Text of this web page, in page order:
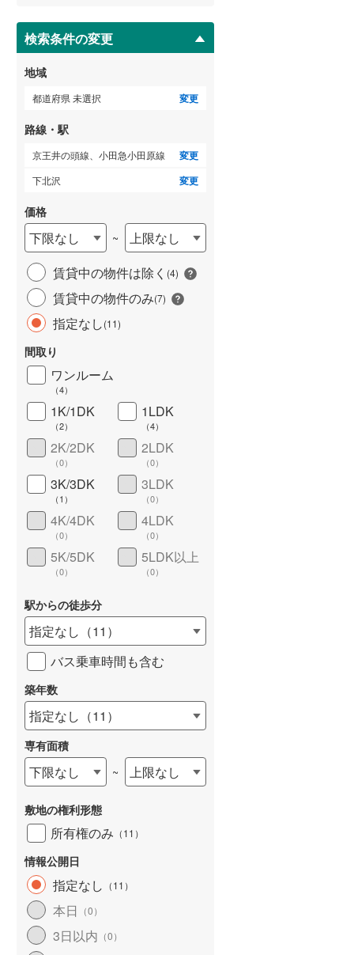
ジ
に
保
存
す
る
検索条件の変更
地域
都道府県 未選択 変更
路線・駅
京王井の頭線、小田急小田原線 変更
下北沢 変更
価格
下限なし ~
上限なし
賃貸中の物件は除く (4)
賃貸中の物件のみ(7)
指定なし(11)
間取り
ワンルーム
（4）
1K/1DK
（2）
1LDK
（4）
2K/2DK
（0）
2LDK
（0）
3K/3DK
（1 ）
3LDK
（0）
4K/4DK
（0）
4LDK
（0）
5K/5DK
（0）
5LDK以上
（0）
駅からの徒歩分
指定なし （11 ）
バス乗車時間も含む
築年数
指定なし （11 ）
専有面積
下限なし ~ 上限なし
敷地の権利形態
所有権のみ （11 ）
情報公開日
指定なし （11 ）
本日 （0）
3日以内 （0）
京浜東北線(1,551)
総武線
御殿場線( 59)
中央本線（JR東海）
太多線(0)
名松線(
東海道本線（JR西日本）
小浜線(4 )
城端線(3)
関西本線（JR西日本）(134)
大阪環状線(267)
山陽本線（JR西日本）
姫新線 (43 )
吉備線(32 )
芸備線(42)
可部線
(9
山陰本線(
境線(6)
和歌山線(32)
東西線(142)
高徳線 ( 47
牟岐線( 7
山陽本線（JR九州）
10)
指宿枕崎線 (34
筑肥線 (44)
久大本線(65)
日田彦山線 39)
筑豊本線( 11)
ＴＶモニタ付インターホン
（4）
ワイドバルコニー 1 ）